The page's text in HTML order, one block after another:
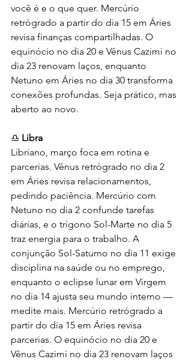
você é e o que quer. Mercúrio
retrógrado a partir do dia 15 em Áries
revisa finanças compartilhadas. O
equinócio no dia 20 e Vênus Cazimi no
dia 23 renovam laços, enquanto
Netuno em Áries no dia 30 transforma
conexões profundas. Seja prático, mas
aberto ao novo.
♎ Libra
Libriano, março foca em rotina e
parcerias. Vênus retrógrado no dia 2
em Áries revisa relacionamentos,
pedindo paciência. Mercúrio com
Netuno no dia 2 confunde tarefas
diárias, e o trígono Sol-Marte no dia 5
traz energia para o trabalho. A
conjunção Sol-Saturno no dia 11 exige
disciplina na saúde ou no emprego,
enquanto o eclipse lunar em Virgem
no dia 14 ajusta seu mundo interno —
medite mais. Mercúrio retrógrado a
partir do dia 15 em Áries revisa
parcerias. O equinócio no dia 20 e
Vênus Cazimi no dia 23 renovam laços